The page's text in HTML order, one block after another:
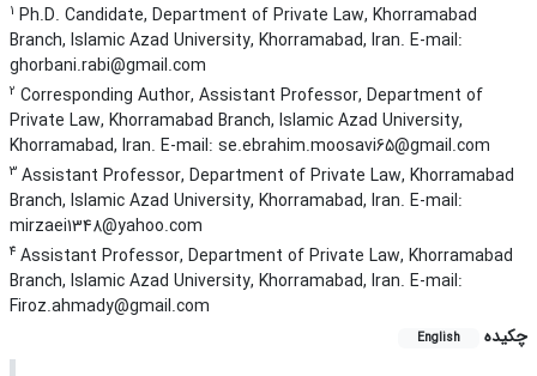
1 Ph.D. Candidate, Department of Private Law, Khorramabad
Branch, Islamic Azad University, Khorramabad, Iran. E-mail:
ghorbani.rabi@gmail.com
2 Corresponding Author, Assistant Professor, Department of
Private Law, Khorramabad Branch, Islamic Azad University,
Khorramabad, Iran. E-mail: se.ebrahim.moosavi65@gmail.com
3 Assistant Professor, Department of Private Law, Khorramabad
Branch, Islamic Azad University, Khorramabad, Iran. E-mail:
mirzaei1348@yahoo.com
4 Assistant Professor, Department of Private Law, Khorramabad
Branch, Islamic Azad University, Khorramabad, Iran. E-mail:
Firoz.ahmady@gmail.com
چکیده
English